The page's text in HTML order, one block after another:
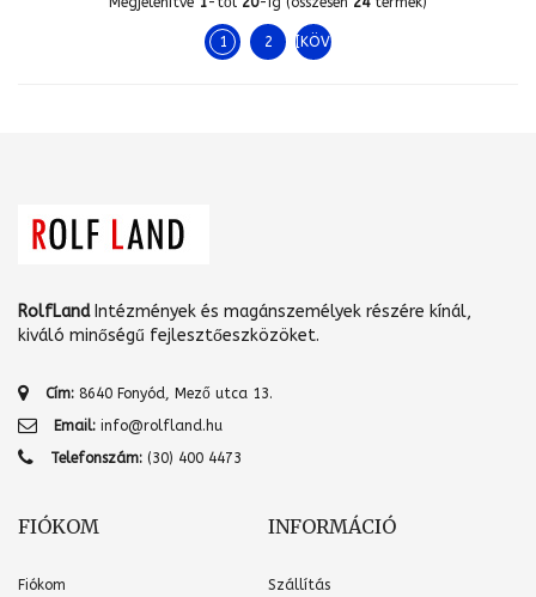
1 2 [KÖVETKEZŐ >>]
RolfLandIntézmények és magánszemélyek részére kínál,
kiváló minőségű fejlesztőeszközöket.
Cím: 8640 Fonyód, Mező utca 13.
Email: info@rolfland.hu
Telefonszám: (30) 400 4473
FIÓKOM
Fiókom
INFORMÁCIÓ
Szállítás